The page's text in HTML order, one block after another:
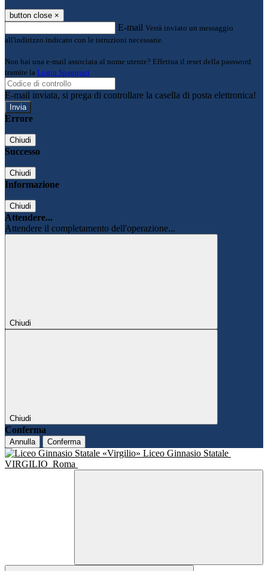
button close ×
E-mail Verrà inviato un messaggio
all'indirizzo indicato con le istruzioni necessarie.
Non hai una e-mail associata al nome utente? Effettua il reset della password
tramite la Login Spaggiari
E-mail inviata, si prega di controllare la casella di posta elettronica!
Errore
Chiudi
Successo
Chiudi
Informazione
Chiudi
Attendere...
Attendere il completamento dell'operazione...
Chiudi
Chiudi
Conferma
Annulla Conferma
Liceo Ginnasio Statale
VIRGILIO Roma